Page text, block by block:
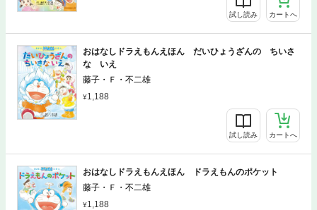
試し読み カートへ
おはなしドラえもんえほん だいひょうざんの ちいさ
な いえ
藤子・Ｆ・不二雄
1,188
試し読み カートへ
おはなしドラえもんえほん ドラえもんのポケット
藤子・Ｆ・不二雄
1,188